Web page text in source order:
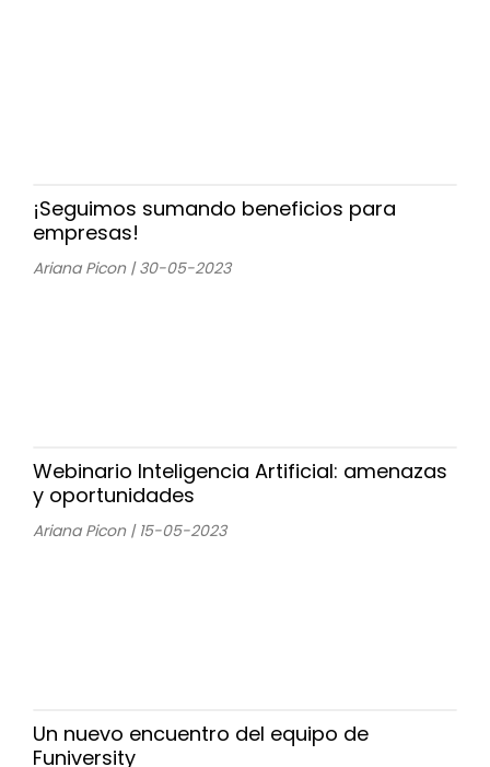
¡Seguimos sumando beneficios para
empresas!
Ariana Picon | 30-05-2023
Webinario Inteligencia Artificial: amenazas
y oportunidades
Ariana Picon | 15-05-2023
Un nuevo encuentro del equipo de
Funiversity